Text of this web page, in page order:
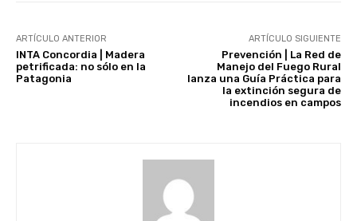
ARTÍCULO ANTERIOR
INTA Concordia | Madera
petrificada: no sólo en la
Patagonia
ARTÍCULO SIGUIENTE
Prevención | La Red de
Manejo del Fuego Rural
lanza una Guía Práctica para
la extinción segura de
incendios en campos